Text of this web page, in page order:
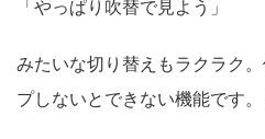
「やっぱり吹替で見よう」
みたいな切り替えもラクラク
プしないとできない機能です